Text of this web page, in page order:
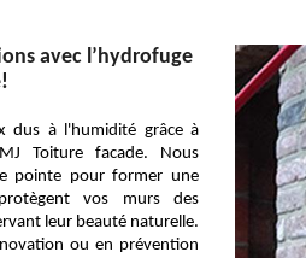
avec l’hydrofuge
dus à l'humidité grâce à
Toiture facade. Nous
pointe pour former une
vos murs des
leur beauté naturelle.
ou en prévention